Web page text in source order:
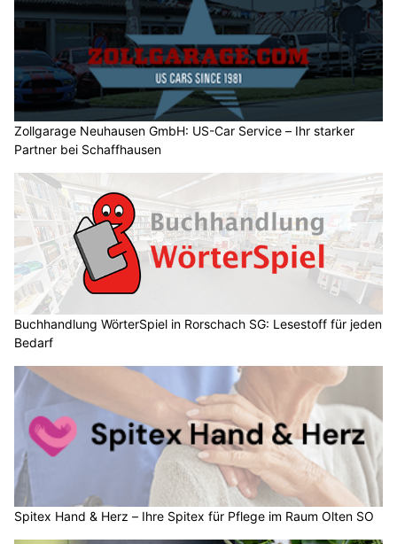
Zollgarage Neuhausen GmbH: US-Car Service – Ihr starker
Partner bei Schaffhausen
Buchhandlung WörterSpiel in Rorschach SG: Lesestoff für jeden
Bedarf
Spitex Hand & Herz – Ihre Spitex für Pflege im Raum Olten SO